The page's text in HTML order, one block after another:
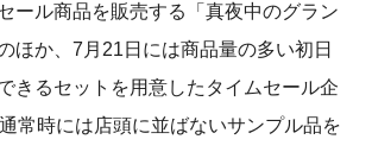
ール商品を販売する「真夜中のグラン
ほか、7月21日には商品量の多い初日
きるセットを用意したタイムセール企
常時には店頭に並ばないサンプル品を